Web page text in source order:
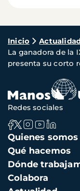
Ruta
de
navegación
Inicio
La ganadora de la
presenta su corto
Navegación
principal
Quienes somos
Qué hacemos
Dónde
Colabora
Redes sociales